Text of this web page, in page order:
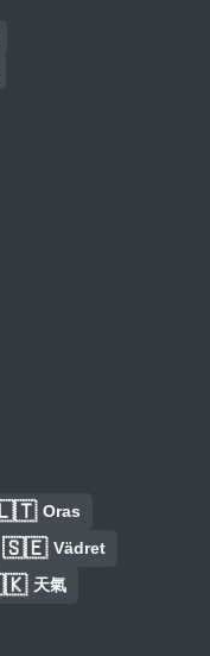
Oras
🇸🇪 Vädret
天氣